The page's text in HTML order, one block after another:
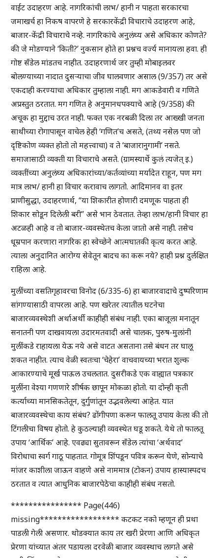
वाईट उदाहरण आहे. नागरिकांची लाभ/ हानी न पाहता सरकारचा
जमाखर्च हा निकष वापरणे हे सरकारकेंद्री विचाराचे उदाहरण आहे,
बाजार-केंद्री विचाराचे नव्हे. नागरिकांचे अनुलंघ्य असे अधिकार कोणते?
की जे मोडण्याने ‘किती?’ नुकसान होते हा प्रश्नच वर्ज्य मानायला हवा. ही
गोष्ट सँडेल मांडतच नाहीत. उदाहरणार्थ जर तुम्ही मोबाइलवर
बोलण्याच्या नादात दुसऱ्याचा जीव घालवणार असाल (9/357) तर असे
एकदाही करण्याचा अधिकार तुम्हाला नाही. मग आकडेवारी व गणिते
अप्रस्तुत ठरतात. मग गणित हे अनुमानधपक्याचे आहे (9/358) की
अचूक हा मुद्दाच उरत नाही. फक्त एक नरबळी दिला तर आख्खी जनता
साथीच्या रोगापासून वाचेल हेही ‘गणित’च असते, (तथ्य नसेल पण जो
दृष्टिकोण व्यक्त होतो तो महत्त्वाचा) व ते ‘बाजारानुगामी’ नसते.
समाजासाठी व्यक्ती या विचाराचे असते. (ग्रामस्यार्थे कुलं त्यजेत् इ.)
व्यक्तींच्या अनुलंघ्य अधिकारांच्या/कर्तव्यांच्या मर्यादेत राहून, पण मग
मात्र लाभ/ हानी हा विचार करावाच लागतो. आदिमानव वा इतर
प्राणीसुद्धा, उदाहरणार्थ, “या शिकारीत होणारी दमणूक पाहता ही
शिकार सोडून दिलेली बरी” असे भान ठेवतात. तेव्हा लाभ/हानी विचार हा
अटळही आहे व तो बाजार-व्यवस्थेतच केला जातो असे नाही. तसेच
धूम्रपान करणारा नागरिक हा स्वेच्छेने आत्मघातकी कृत्य करत आहे.
त्याला अनुदानित आरोग्य सेवेतून बादच का करू नये? हाही प्रश्न दुर्लक्षित
राहिला आहे.
मुलींच्या वसतिगृहावरचा विनोद (6/335-6) हा बाजारवादाचे दुष्परिणाम
सांगण्यासाठी वापरला आहे. पण खरेतर त्यातील घटनेचा
बाजारव्यवस्थेशी अर्थाअर्थी काहीही संबंध नाही. एका बाजूला मनातून
सनातनी पण दाखवायला उदारमतवादी असे चालक, पुरुष-मुलांनी
मुलींकडे राहायला येऊ नये असे वाटत असताना तसे बंधन तर घालू
शकत नाहीत. त्याच वेळी स्वतःचा ‘चेहेरा’ वाचवायच्या भरात शुल्क
आकारण्याचे मूर्ख पाऊल उचलतात. दुसरीकडे एक वाह्यात पत्रकार
मुलींना वेश्या गणणारे शीर्षक छापून मोकळा होतो. या दोन्ही कृती
कर्त्याच्या मानसिकतेतून, दुर्गुणांतून उद्भवलेल्या आहेत. यात
बाजारव्यवस्थेचा काय संबंध? ढोंगीपणा करून फालतू उपाय केला की तो
टिंगलीचा विषय होतो. हे कुठल्याही व्यवस्थेत घडू शकते. येथे तो फालतू
उपाय ‘आर्थिक’ आहे. एवढ्या सुतावरून सँडेल त्यांचा ‘अर्थवाद’
विरोधाचा स्वर्ग गाठू पाहतात. गोमूत्र शिंपडून पवित्र करून घेणे, सोन्याचे
मांजर काशीला जाऊन वाहणे असे नाममात्र (टोकन) उपाय हास्यास्पदच
ठरतात व त्यात आधुनिक बाजारपेठेचा काहीही संबंध नसतो.
**************** Page(446)
missing****************** कटकट नको म्हणून ही प्रथा
पाडली गेली असणार. थोडक्यात काय तर खरी प्रेरणा आणि अधिकृत
प्रेरणा यांच्यात अंतर पडायला दरवेळी बाजार व्यवस्थाच लागते असे